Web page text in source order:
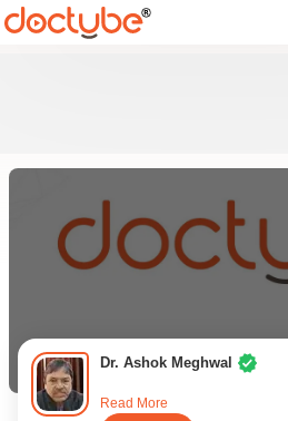
Dr. Ashok Meghwal
Read More